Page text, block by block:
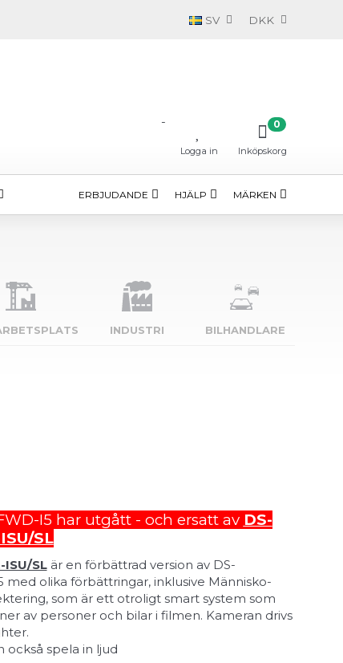
SV DKK
-
Logga in Inköpskorg
0
ERBJUDANDE HJÄLP MÄRKEN
INDUSTRI BILHANDLARE
I5 har utgått - och ersatt av DS-
SL
ISU/SLär en förbättrad version av DS-
med olika förbättringar, inklusive Människo-
som är ett otroligt smart system som
av personer och bilar i filmen. Kameran drivs
spela in ljud